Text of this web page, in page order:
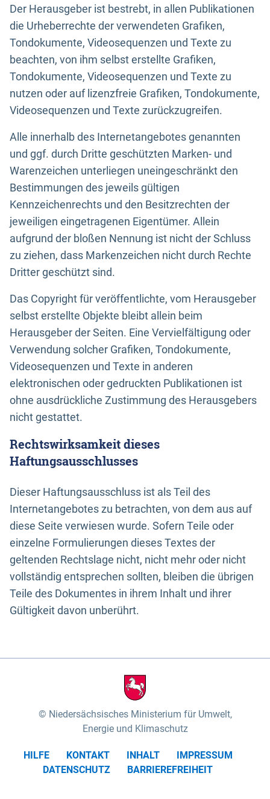
Der Herausgeber ist bestrebt, in allen Publikationen
die Urheberrechte der verwendeten Grafiken,
Tondokumente, Videosequenzen und Texte zu
beachten, von ihm selbst erstellte Grafiken,
Tondokumente, Videosequenzen und Texte zu
nutzen oder auf lizenzfreie Grafiken, Tondokumente,
Videosequenzen und Texte zurückzugreifen.
Alle innerhalb des Internetangebotes genannten
und ggf. durch Dritte geschützten Marken- und
Warenzeichen unterliegen uneingeschränkt den
Bestimmungen des jeweils gültigen
Kennzeichenrechts und den Besitzrechten der
jeweiligen eingetragenen Eigentümer. Allein
aufgrund der bloßen Nennung ist nicht der Schluss
zu ziehen, dass Markenzeichen nicht durch Rechte
Dritter geschützt sind.
Das Copyright für veröffentlichte, vom Herausgeber
selbst erstellte Objekte bleibt allein beim
Herausgeber der Seiten. Eine Vervielfältigung oder
Verwendung solcher Grafiken, Tondokumente,
Videosequenzen und Texte in anderen
elektronischen oder gedruckten Publikationen ist
ohne ausdrückliche Zustimmung des Herausgebers
nicht gestattet.
Rechtswirksamkeit dieses
Haftungsausschlusses
Dieser Haftungsausschluss ist als Teil des
Internetangebotes zu betrachten, von dem aus auf
diese Seite verwiesen wurde. Sofern Teile oder
einzelne Formulierungen dieses Textes der
geltenden Rechtslage nicht, nicht mehr oder nicht
vollständig entsprechen sollten, bleiben die übrigen
Teile des Dokumentes in ihrem Inhalt und ihrer
Gültigkeit davon unberührt.
Niedersächsisches Ministerium für Umwelt,
Energie und Klimaschutz
HILFE KONTAKT INHALT
IMPRESSUM
DATENSCHUTZ
BARRIEREFREIHEIT